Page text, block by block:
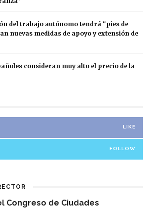
del trabajo autónomo tendrá “pies de
nuevas medidas de apoyo y extensión de
consideran muy alto el precio de la
LIKE
FOLLOW
Congreso de Ciudades